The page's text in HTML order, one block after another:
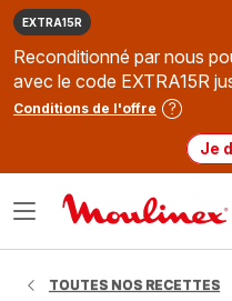
EXTRA15R
Reconditionné par nous
avec le code EXTRA15R
Conditions de l'offre
Je
Ouvrir
TOUTES NOS RECETTES